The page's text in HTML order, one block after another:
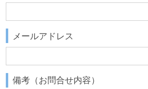
メールアドレス
備考（お問合せ内容）